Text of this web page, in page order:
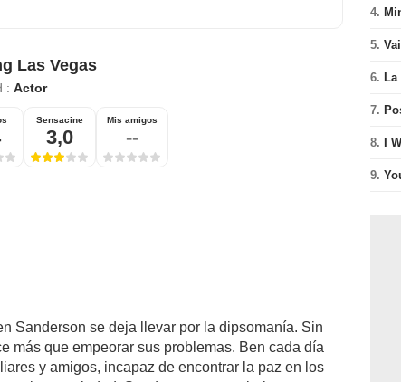
Las Vegas
: Actor
Sensacine
3,0
Mis amigos
--
Sanderson se deja llevar por la dipsomanía. Sin
más que empeorar sus problemas. Ben cada día
y amigos, incapaz de encontrar la paz en los
4.
5.
6.
7.
8. I
9.